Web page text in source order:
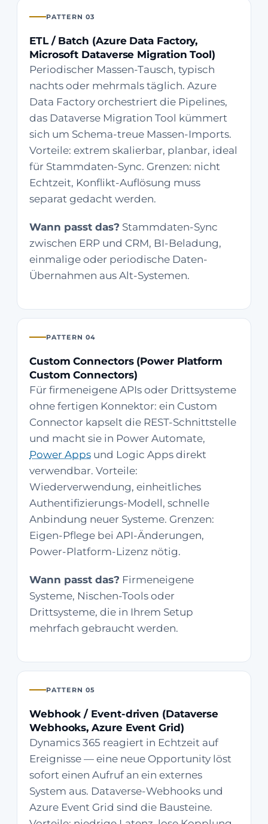
PATTERN 03
ETL / Batch (Azure Data Factory,
Microsoft Dataverse Migration Tool)
Periodischer Massen-Tausch, typisch
nachts oder mehrmals täglich. Azure
Data Factory orchestriert die Pipelines,
das Dataverse Migration Tool kümmert
sich um Schema-treue Massen-Imports.
Vorteile: extrem skalierbar, planbar, ideal
für Stammdaten-Sync. Grenzen: nicht
Echtzeit, Konflikt-Auflösung muss
separat gedacht werden.
Wann passt das? Stammdaten-Sync
zwischen ERP und CRM, BI-Beladung,
einmalige oder periodische Daten-
Übernahmen aus Alt-Systemen.
PATTERN 04
Custom Connectors (Power Platform
Custom Connectors)
Für firmeneigene APIs oder Drittsysteme
ohne fertigen Konnektor: ein Custom
Connector kapselt die REST-Schnittstelle
und macht sie in Power Automate,
Power Apps und Logic Apps direkt
verwendbar. Vorteile:
Wiederverwendung, einheitliches
Authentifizierungs-Modell, schnelle
Anbindung neuer Systeme. Grenzen:
Eigen-Pflege bei API-Änderungen,
Power-Platform-Lizenz nötig.
Wann passt das? Firmeneigene
Systeme, Nischen-Tools oder
Drittsysteme, die in Ihrem Setup
mehrfach gebraucht werden.
PATTERN 05
Webhook / Event-driven (Dataverse
Webhooks, Azure Event Grid)
Dynamics 365 reagiert in Echtzeit auf
Ereignisse — eine neue Opportunity löst
sofort einen Aufruf an ein externes
System aus. Dataverse-Webhooks und
Azure Event Grid sind die Bausteine.